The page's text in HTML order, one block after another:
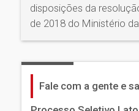
disposições da
de 2018 do Ministério
Fale com a gente e